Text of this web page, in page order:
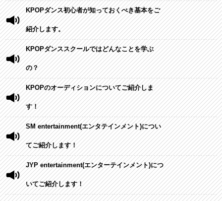
KPOPダンス初心者が知っておくべき基本をご
紹介します。
KPOPダンススクールではどんなことを学ぶ
の？
KPOPのオーディションについてご紹介しま
す！
SM entertainment(エンタテインメント)につい
てご紹介します！
JYP entertainment(エンターテインメント)につ
いてご紹介します！